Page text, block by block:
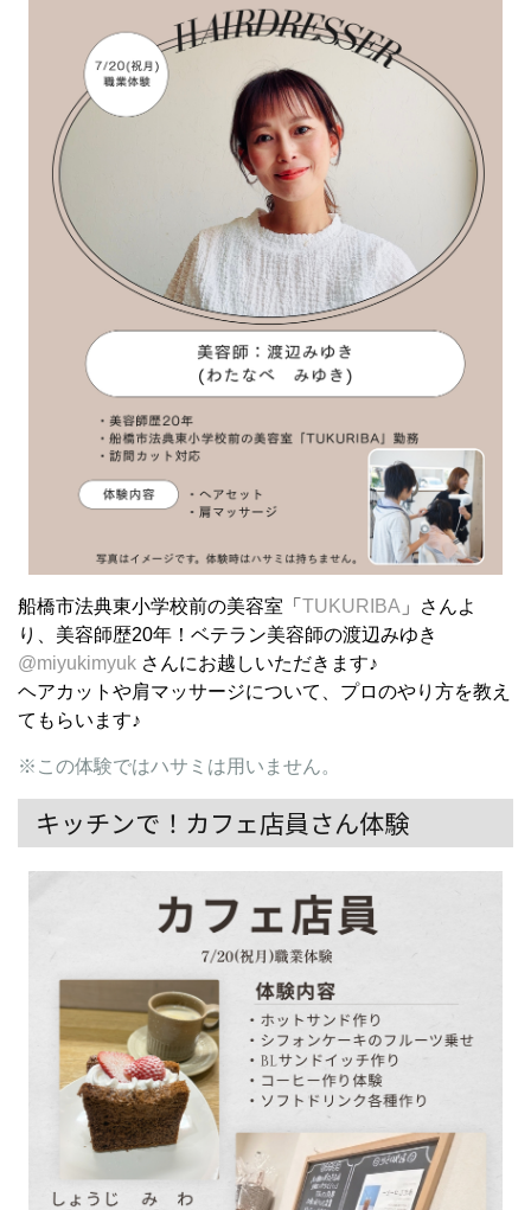
船橋市法典東小学校前の美容室「 TUKURIBA 」さんよ
り、美容師歴20年！ベテラン美容師の渡辺みゆき
@miyukimyuk さんにお越しいただきます♪
ヘアカットや肩マッサージについて、プロのやり方を教え
てもらいます♪
※この体験ではハサミは用いません。
キッチンで！カフェ店員さん体験